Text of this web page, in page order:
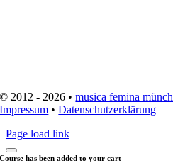
© 2012 - 2026 •musica femina
Impressum •Datenschutzerklärung
Page load link
Course has been added to your cart